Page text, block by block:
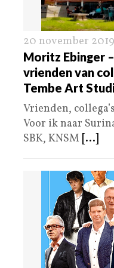
20 november 2019
Moritz Ebinger
vrienden van
Tembe Art
Vrienden,
Voor ik naar
SBK, KNSM [...]